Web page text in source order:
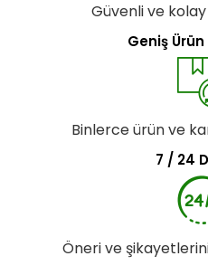
Güvenli ve
Geniş
Binlerce ürün ve
7 / 24
Öneri ve